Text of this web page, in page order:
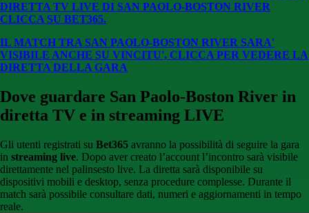
DIRETTA TV LIVE DI SAN PAOLO-BOSTON RIVER
CLICCA SU BET365.
IL MATCH TRA SAN PAOLO-BOSTON RIVER SARA'
VISIBILE ANCHE SU VINCITU', CLICCA PER VEDERE LA
DIRETTA DELLA GARA
Dove guardare San Paolo-Boston River in
diretta TV e in streaming LIVE
Gli utenti registrati su Bet365 avranno la possibilità di seguire la gara
in streaming live. Dopo aver creato l’account l’incontro sarà visibile
direttamente nel palinsesto live. La diretta sarà disponibile su
dispositivi mobili e desktop, senza procedure complesse. Durante il
match sarà possibile consultare dati, numeri e aggiornamenti in tempo
reale.